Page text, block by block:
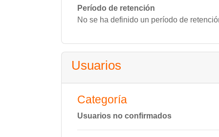
Período de retención
No se ha definido un período de
Usuarios
Categoría
Usuarios no confirmados